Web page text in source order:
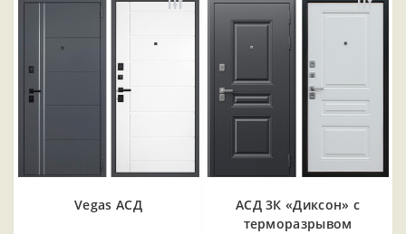
Vegas АСД
АСД 3К «Диксон» с
терморазрывом